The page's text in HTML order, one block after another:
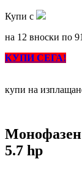
Купи с
на 12 вноски по
КУПИ СЕГА!
купи на
Монофазен
5.7 hp